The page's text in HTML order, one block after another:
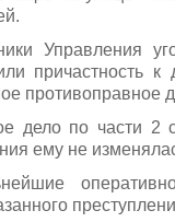
Управления
причастность
противоправное
дело по части 2
ему не